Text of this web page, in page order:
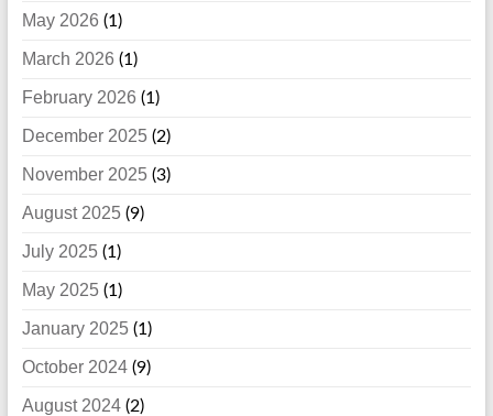
May 2026 (1)
March 2026 (1)
February 2026 (1)
December 2025(2)
November 2025(3)
August 2025(9)
July 2025(1)
May 2025(1)
January 2025(1)
October 2024(9)
August 2024(2)